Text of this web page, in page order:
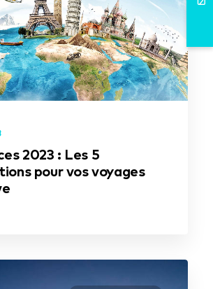
2023 : Les 5
pour vos voyages